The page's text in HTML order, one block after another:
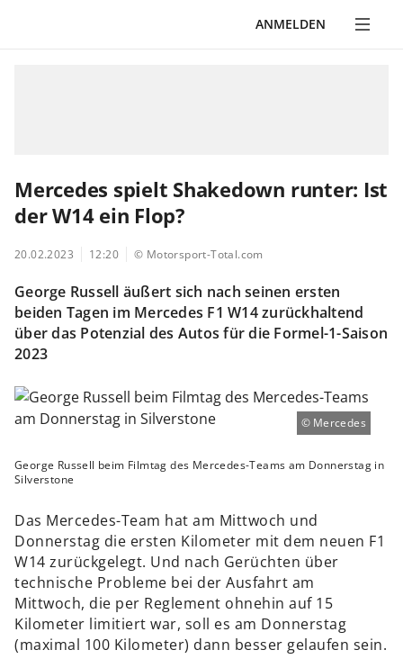
ANMELDEN
Mercedes spielt Shakedown runter: Ist
der W14 ein Flop?
20.02.2023 12:20 © Motorsport-Total.com
George Russell äußert sich nach seinen ersten
beiden Tagen im Mercedes F1 W14 zurückhaltend
über das Potenzial des Autos für die Formel-1-Saison
2023
George Russell beim Filmtag des Mercedes-Teams am Donnerstag in
Silverstone
Mercedes
Das Mercedes-Team hat am Mittwoch und
Donnerstag die ersten Kilometer mit dem neuen F1
W14 zurückgelegt. Und nach Gerüchten über
technische Probleme bei der Ausfahrt am
Mittwoch, die per Reglement ohnehin auf 15
Kilometer limitiert war, soll es am Donnerstag
(maximal 100 Kilometer) dann besser gelaufen sein.